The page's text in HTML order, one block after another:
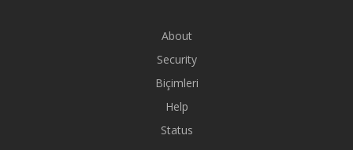
About
Security
Biçimleri
Help
Status